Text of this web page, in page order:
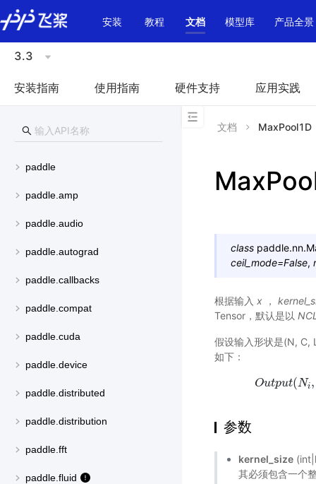
\u200E
安装
教程 文档 模型库 产品全景
3.3
安装指南 使用指南 硬件支持 应用实践
paddle
paddle.amp
paddle.audio
paddle.autograd
paddle.callbacks
paddle.compat
paddle.cuda
paddle.device
paddle.distributed
paddle.distribution
paddle.fft
paddle.fluid
文档 MaxPool1D
class paddle.nn.
ceil_mode=False,
根据输入 x ，
Tensor，默认是以
假设输入形状是(N, C,
如下：
Output(Ni,
参数
kernel_size
其必须包含一个